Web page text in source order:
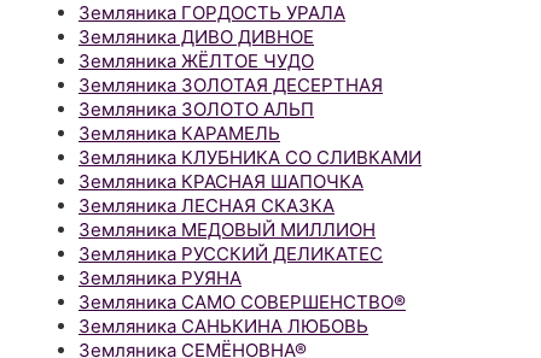
Земляника ГОРДОСТЬ УРАЛА
Земляника ДИВО ДИВНОЕ
Земляника ЖЁЛТОЕ ЧУДО
Земляника ЗОЛОТАЯ ДЕСЕРТНАЯ
Земляника ЗОЛОТО АЛЬП
Земляника КАРАМЕЛЬ
Земляника КЛУБНИКА СО СЛИВКАМИ
Земляника КРАСНАЯ ШАПОЧКА
Земляника ЛЕСНАЯ СКАЗКА
Земляника МЕДОВЫЙ МИЛЛИОН
Земляника РУССКИЙ ДЕЛИКАТЕС
Земляника РУЯНА
Земляника САМО СОВЕРШЕНСТВО®
Земляника САНЬКИНА ЛЮБОВЬ
Земляника СЕМЁНОВНА®